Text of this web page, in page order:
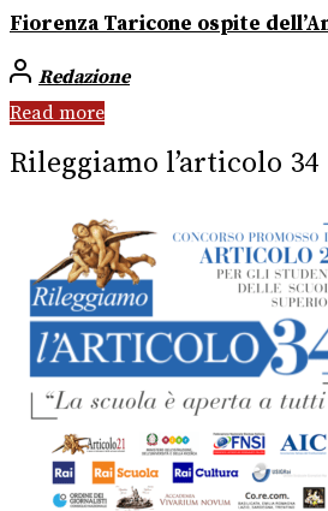
Fiorenza Taricone ospite
Redazione
Read more
Rileggiamo l’articolo 34